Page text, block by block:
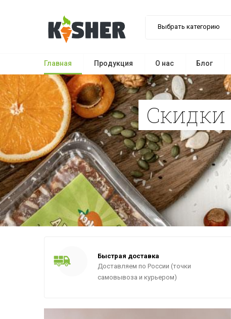
Выбрать категорию
Главная Продукция О нас Блог
Скидки
Быстрая доставка
Доставляем по России (точки
самовывоза и курьером)